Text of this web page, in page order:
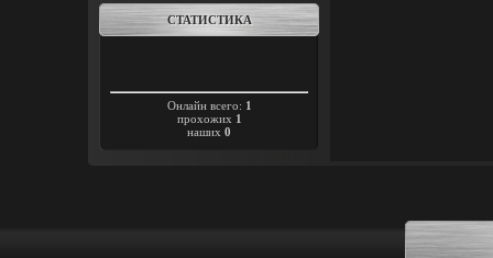
СТАТИСТИКА
Онлайн всего: 1
прохожих 1
наших 0